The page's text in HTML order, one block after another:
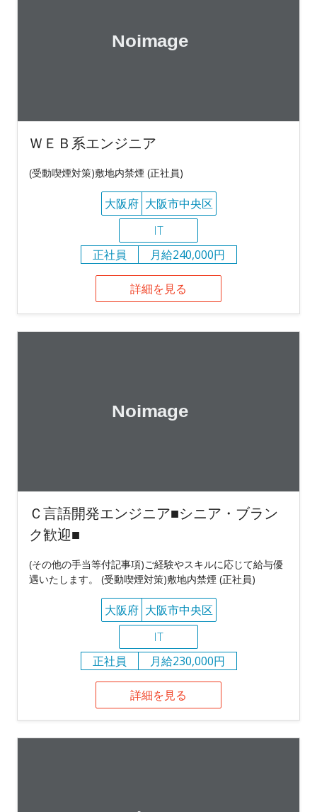
ＷＥＢ系エンジニア
(受動喫煙対策)敷地内禁煙 (正社員)
大阪府 大阪市中央区
IT
正社員
月給240,000円
詳細を見る
Ｃ言語開発エンジニア■シニア・ブラン
ク歓迎■
(その他の手当等付記事項)ご経験やスキルに応じて給与優
遇いたします。 (受動喫煙対策)敷地内禁煙 (正社員)
大阪府 大阪市中央区
IT
正社員
月給230,000円
詳細を見る